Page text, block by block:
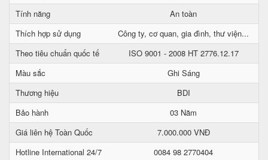
Tính năng
An toàn
Thích hợp sử dụng
Công ty, cơ quan, gia đình, thư viện...
Theo tiêu chuẩn quốc tế
ISO 9001 - 2008 HT 2776.12.17
Màu sắc
Ghi Sáng
Thương hiệu
BDI
Bảo hành
03 Năm
Giá liên hệ Toàn Quốc
7.000.000 VNĐ
Hotline International 24/7
0084 98 2770404